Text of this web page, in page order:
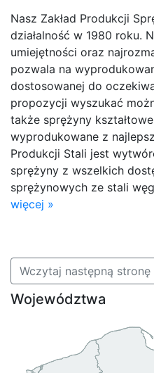
Nasz Zakład Produkcji
działalność w 1980 roku.
umiejętności oraz
pozwala na
dostosowanej do
propozycji wyszukać
także sprężyny
wyprodukowane z
Produkcji Stali jest
sprężyny z wszelkich
sprężynowych ze stali
więcej »
Wczytaj następną stronę
Województwa